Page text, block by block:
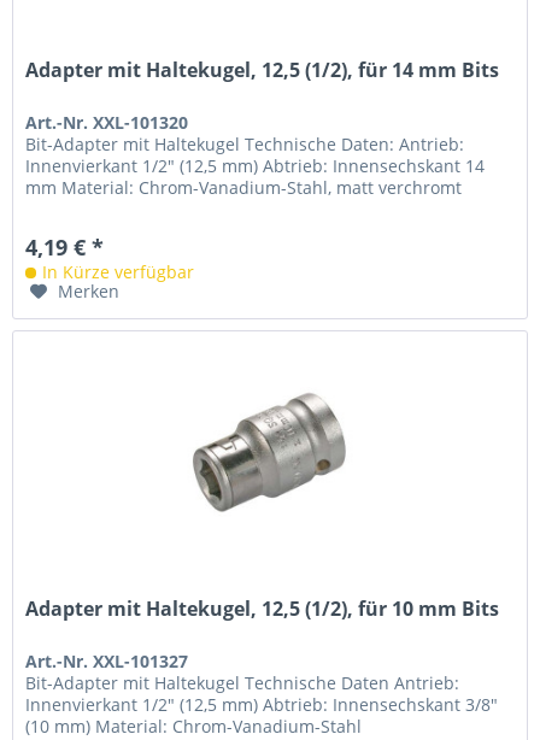
Adapter mit Haltekugel, 12,5 (1/2), für 14 mm Bits
Art.-Nr. XXL-101320
Bit-Adapter mit Haltekugel Technische Daten: Antrieb:
Innenvierkant 1/2" (12,5 mm) Abtrieb: Innensechskant 14
mm Material: Chrom-Vanadium-Stahl, matt verchromt
4,19 € *
In Kürze verfügbar
Merken
Adapter mit Haltekugel, 12,5 (1/2), für 10 mm Bits
Art.-Nr. XXL-101327
Bit-Adapter mit Haltekugel Technische Daten Antrieb:
Innenvierkant 1/2" (12,5 mm) Abtrieb: Innensechskant 3/8"
(10 mm) Material: Chrom-Vanadium-Stahl